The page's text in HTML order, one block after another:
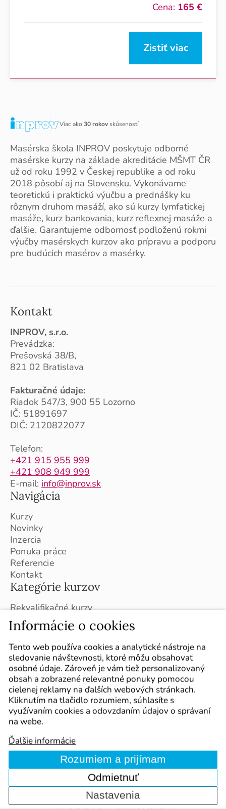
Cena: 165 €
Zistiť viac
Viac ako 30 rokovskúseností
Masérska škola INPROV poskytuje odborné
masérske kurzy na základe akreditácie MŠMT ČR
už od roku 1992 v Českej republike a od roku
2018 pôsobí aj na Slovensku. Vykonávame
teoretickú i praktickú výučbu a prednášky ku
rôznym druhom masáží, ako sú kurzy lymfatickej
masáže, kurz bankovania, kurz reflexnej masáže a
ďalšie. Garantujeme odbornosť podloženú rokmi
výučby masérskych kurzov ako prípravu a podporu
pre budúcich masérov a masérky.
Kontakt
INPROV, s.r.o.
Prevádzka:
Prešovská 38/B,
821 02 Bratislava
Fakturačné údaje:
Riadok 547/3, 900 55 Lozorno
IČ: 51891697
DIČ: 2120822077
Telefon:
+421 915 955 999
+421 908 949 999
E-mail: info@inprov.sk
Navigácia
Kurzy
Novinky
Inzercia
Ponuka práce
Referencie
Kontakt
Kategórie kurzov
Rekvalifikačné kurzy
Doplnkové masérske kurzy
Individuálne masérske kurzy
Kurzy v ČR (Brno)
Plán kurzov na školský rok 2026 / 2027
Sledujte nás
Označte nás vo svojich príspevkoch :-)
Cookie policyMapa webuObchodné podmienky
Reklamačný poriadokKontakt
Zásady ochrany osobných údajov
Copyright 2006-2026 INPROV, s.r.o. | Všetky práva
Informácie o cookies
Tento web používa cookies a analytické nástroje na
sledovanie návštevnosti, ktoré môžu obsahovať
osobné údaje. Zároveň je vám tiež personalizovaný
obsah a zobrazené relevantné ponuky pomocou
cielenej reklamy na ďalších webových stránkach.
Kliknutím na tlačidlo rozumiem, súhlasíte s
využívaním cookies a odovzdaním údajov o správaní
na webe.
Ďalšie informácie
Rozumiem a prijímam
Odmietnuť
Nastavenia